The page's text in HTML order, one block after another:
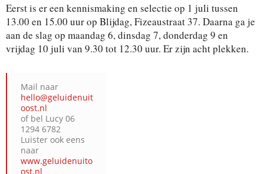
Eerst is er een kennismaking en selectie op 1 juli tussen
13.00 en 15.00 uur op Blijdag, Fizeaustraat 37. Daarna ga je
aan de slag op maandag 6, dinsdag 7, donderdag 9 en
vrijdag 10 juli van 9.30 tot 12.30 uur. Er zijn acht plekken.
Mail naar
hello@geluidenuit
oost.nl
of bel Lucy 06
1294 6782
Luister ook eens
naar
www.geluidenuito
ost.nl